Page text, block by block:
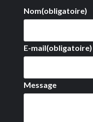
Nom(obligatoire)
E-mail(obligatoire)
Message